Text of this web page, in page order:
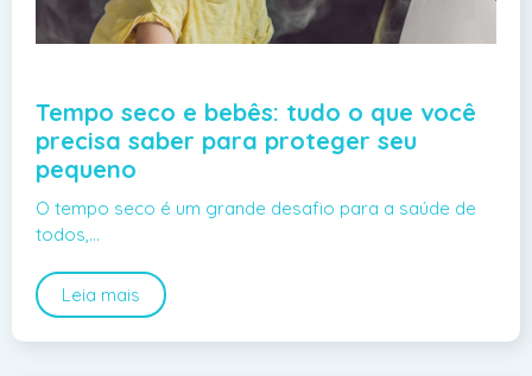
Tempo seco e bebês: tudo o que você
precisa saber para proteger seu
pequeno
O tempo seco é um grande desafio para a saúde de
todos,…
Leia mais